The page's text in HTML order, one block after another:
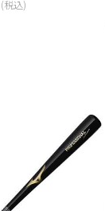
(税込)